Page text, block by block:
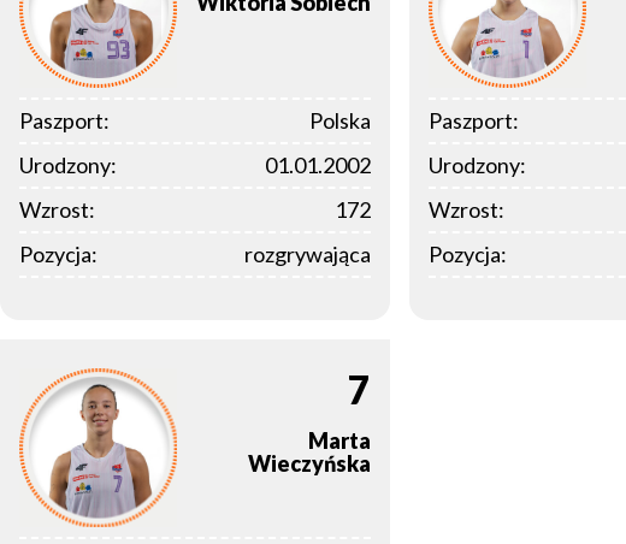
Paszport:
Polska
Urodzony:
01.01.2002
Wzrost:
172
Pozycja:
rozgrywająca
Paszport:
Urodzony:
Wzrost:
Pozycja:
7
Marta
Wieczyńska